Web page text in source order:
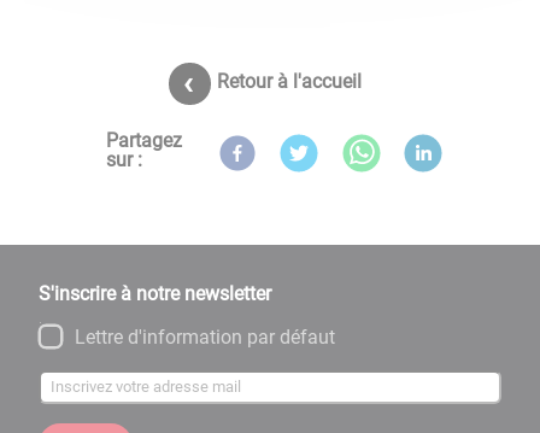
Retour à l'accueil
Partagez
sur :
S'inscrire à notre newsletter
Lettre d'information par défaut